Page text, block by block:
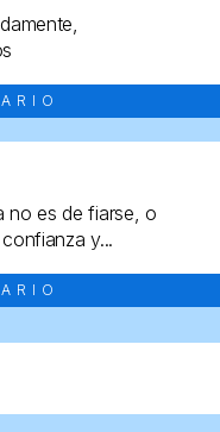
no es de fiarse, o
y...